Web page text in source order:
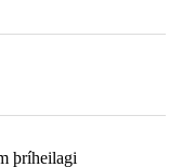
þríheilagi